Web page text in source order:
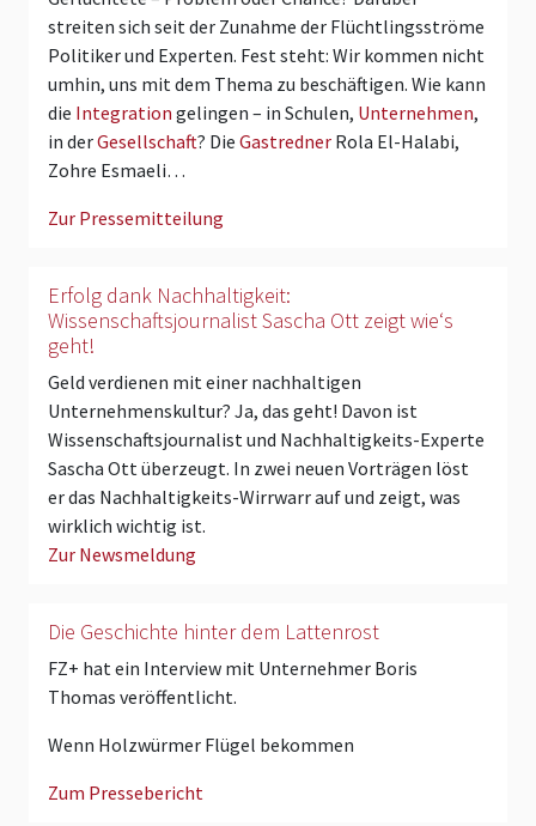
streiten sich seit der Zunahme der Flüchtlingsströme
Politiker und Experten. Fest steht: Wir kommen nicht
umhin, uns mit dem Thema zu beschäftigen. Wie kann
die Integration gelingen – in Schulen, Unternehmen,
in derGesellschaft? Die Gastredner Rola El-Halabi,
Zohre Esmaeli…
Zur Pressemitteilung
Erfolg dank Nachhaltigkeit:
Wissenschaftsjournalist Sascha Ott zeigt wie‘s
geht!
Geld verdienen mit einer nachhaltigen
Unternehmenskultur? Ja, das geht! Davon ist
Wissenschaftsjournalist und Nachhaltigkeits-Experte
Sascha Ott überzeugt. In zwei neuen Vorträgen löst
er das Nachhaltigkeits-Wirrwarr auf und zeigt, was
wirklich wichtig ist.
Zur Newsmeldung
Die Geschichte hinter dem Lattenrost
FZ+ hat ein Interview mit Unternehmer Boris
Thomas veröffentlicht.
Wenn Holzwürmer Flügel bekommen
Zum Pressebericht